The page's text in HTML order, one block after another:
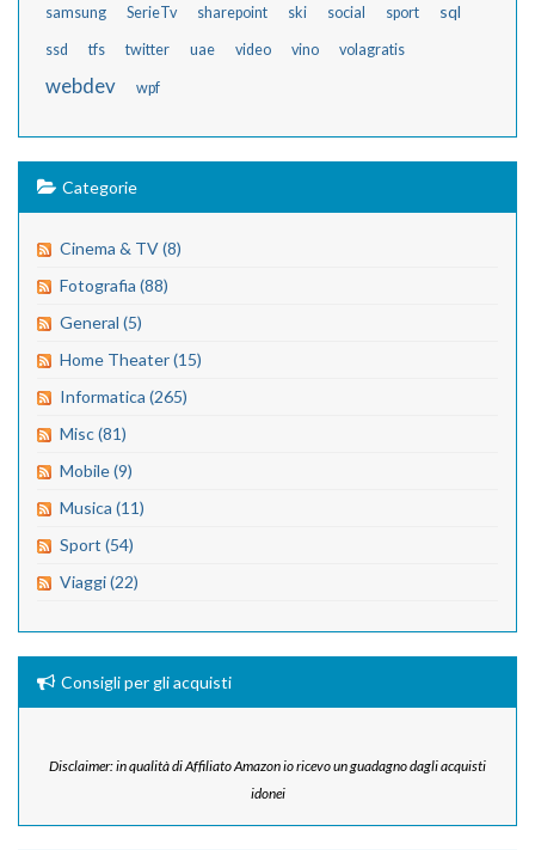
samsung SerieTv sharepoint ski social sport sql
ssd tfs twitter uae video vino volagratis
webdev wpf
Categorie
Cinema & TV (8)
Fotografia (88)
General (5)
Home Theater (15)
Informatica (265)
Misc (81)
Mobile (9)
Musica (11)
Sport (54)
Viaggi (22)
Consigli per gli acquisti
Disclaimer: in qualità di Affiliato Amazon io ricevo un guadagno dagli acquisti
idonei